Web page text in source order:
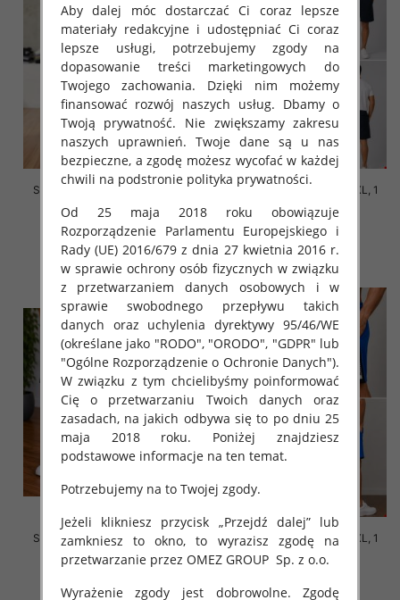
Spodenki męska Roz M-2XL, 1
Kolor Paczka 12 szt
30.00 zł
szczegóły
Spodenki męska Roz M-2XL, 1
Kolor Paczka 12 szt
30.00 zł
szczegóły
Spodenki męska Roz M-2XL, 1
Kolor Paczka 12 szt
Spodenki męska Roz M-2XL, 1
Kolor Paczka 12 szt
Aby dalej móc dostarczać Ci coraz lepsze
materiały redakcyjne i udostępniać Ci coraz
lepsze usługi, potrzebujemy zgody na
dopasowanie treści marketingowych do
Twojego zachowania. Dzięki nim możemy
finansować rozwój naszych usług. Dbamy o
Twoją prywatność. Nie zwiększamy zakresu
naszych uprawnień. Twoje dane są u nas
bezpieczne, a zgodę możesz wycofać w każdej
chwili na podstronie polityka prywatności.
Od 25 maja 2018 roku obowiązuje
Rozporządzenie Parlamentu Europejskiego i
Rady (UE) 2016/679 z dnia 27 kwietnia 2016 r.
w sprawie ochrony osób fizycznych w związku
z przetwarzaniem danych osobowych i w
sprawie swobodnego przepływu takich
danych oraz uchylenia dyrektywy 95/46/WE
(określane jako "RODO", "ORODO", "GDPR" lub
"Ogólne Rozporządzenie o Ochronie Danych").
W związku z tym chcielibyśmy poinformować
Cię o przetwarzaniu Twoich danych oraz
zasadach, na jakich odbywa się to po dniu 25
maja 2018 roku. Poniżej znajdziesz
podstawowe informacje na ten temat.
Potrzebujemy na to Twojej zgody.
Jeżeli klikniesz przycisk „Przejdź dalej” lub
zamkniesz to okno, to wyrazisz zgodę na
przetwarzanie przez OMEZ GROUP Sp. z o.o.
Wyrażenie zgody jest dobrowolne. Zgodę